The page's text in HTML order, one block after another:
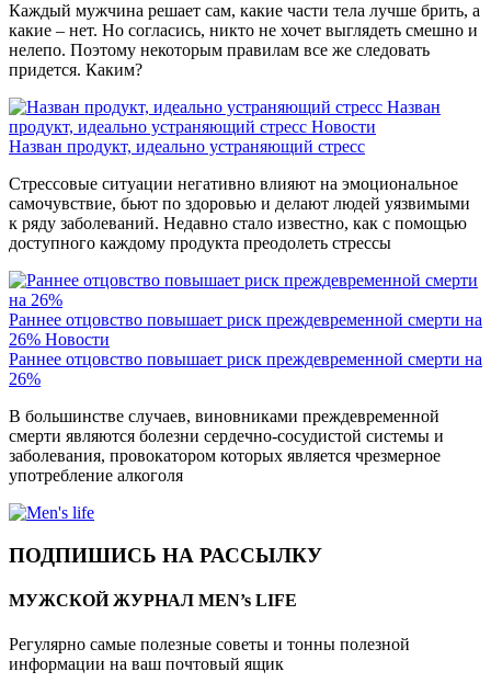
Каждый мужчина решает сам, какие части тела лучше брить, а
какие – нет. Но согласись, никто не хочет выглядеть смешно и
нелепо. Поэтому некоторым правилам все же следовать
придется. Каким?
Назван
продукт, идеально устраняющий стресс Новости
Назван продукт, идеально устраняющий стресс
Стрессовые ситуации негативно влияют на эмоциональное
самочувствие, бьют по здоровью и делают людей уязвимыми
к ряду заболеваний. Недавно стало известно, как с помощью
доступного каждому продукта преодолеть стрессы
Раннее отцовство повышает риск преждевременной смерти на
26% Новости
Раннее отцовство повышает риск преждевременной смерти на
26%
В большинстве случаев, виновниками преждевременной
смерти являются болезни сердечно-сосудистой системы и
заболевания, провокатором которых является чрезмерное
употребление алкоголя
ПОДПИШИСЬ НА РАССЫЛКУ
МУЖСКОЙ ЖУРНАЛ MEN’s LIFE
Регулярно самые полезные советы и тонны полезной
информации на ваш почтовый ящик